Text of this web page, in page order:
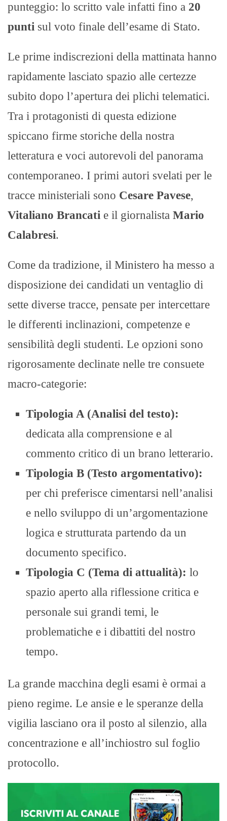
punteggio: lo scritto vale infatti fino a 20
punti sul voto finale dell’esame di Stato.
Le prime indiscrezioni della mattinata hanno
rapidamente lasciato spazio alle certezze
subito dopo l’apertura dei plichi telematici.
Tra i protagonisti di questa edizione
spiccano firme storiche della nostra
letteratura e voci autorevoli del panorama
contemporaneo. I primi autori svelati per le
tracce ministeriali sono Cesare Pavese,
Vitaliano Brancati e il giornalista Mario
Calabresi.
Come da tradizione, il Ministero ha messo a
disposizione dei candidati un ventaglio di
sette diverse tracce, pensate per intercettare
le differenti inclinazioni, competenze e
sensibilità degli studenti. Le opzioni sono
rigorosamente declinate nelle tre consuete
macro-categorie:
Tipologia A (Analisi del testo):
dedicata alla comprensione e al
commento critico di un brano letterario.
Tipologia B (Testo argomentativo):
per chi preferisce cimentarsi nell’analisi
e nello sviluppo di un’argomentazione
logica e strutturata partendo da un
documento specifico.
Tipologia C (Tema di attualità): lo
spazio aperto alla riflessione critica e
personale sui grandi temi, le
problematiche e i dibattiti del nostro
tempo.
La grande macchina degli esami è ormai a
pieno regime. Le ansie e le speranze della
vigilia lasciano ora il posto al silenzio, alla
concentrazione e all’inchiostro sul foglio
protocollo.